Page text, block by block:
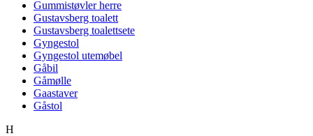
Gummistøvler herre
Gustavsberg toalett
Gustavsberg toalettsete
Gyngestol
Gyngestol utemøbel
Gåbil
Gåmølle
Gaastaver
Gåstol
H